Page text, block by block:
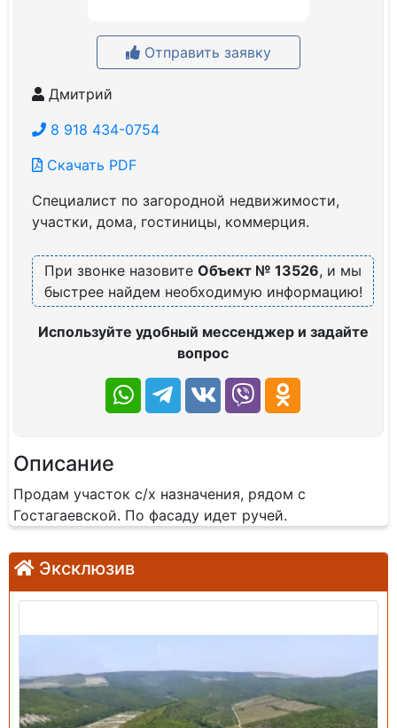
Отправить заявку
Дмитрий
8 918 434-0754
Скачать PDF
Специалист по загородной недвижимости,
участки, дома, гостиницы, коммерция.
При звонке назовите Объект № 13526, и мы
быстрее найдем необходимую информацию!
Используйте удобный мессенджер и задайте
вопрос
Описание
Продам участок с/х назначения, рядом с
Гостагаевской. По фасаду идет ручей.
Эксклюзив